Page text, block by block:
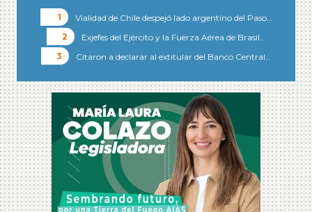
Vialidad de Chile despejó lado argentino del Paso…
Exjefes del Ejército y la Fuerza Aérea de Brasil…
Citaron a declarar al extitular del Banco Central…